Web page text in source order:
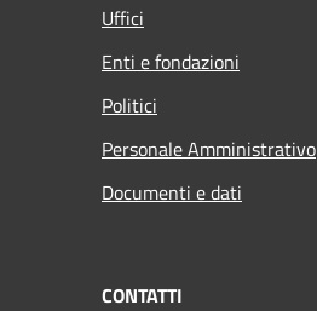
Uffici
Enti e fondazioni
Politici
Personale Amministrativo
Documenti e dati
CONTATTI